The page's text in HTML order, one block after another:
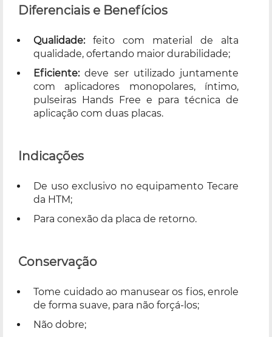
Diferenciais e Benefícios
Qualidade:feito com material de alta
qualidade, ofertando maior durabilidade;
Eficiente:deve ser utilizado juntamente
com aplicadores monopolares, íntimo,
pulseiras Hands Free e para técnica de
aplicação com duas placas.
Indicações
De uso exclusivo no equipamento Tecare
da HTM;
Para conexão da placa de retorno.
Conservação
Tome cuidado ao manusear os fios, enrole
de forma suave, para não forçá-los;
Não dobre;